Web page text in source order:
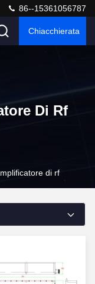
86--15361056787
Chiacchierata
Di Rf
di rf